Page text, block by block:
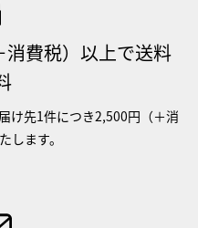
消費税）以上で送料
け先1件につき2,500円（＋消
します。